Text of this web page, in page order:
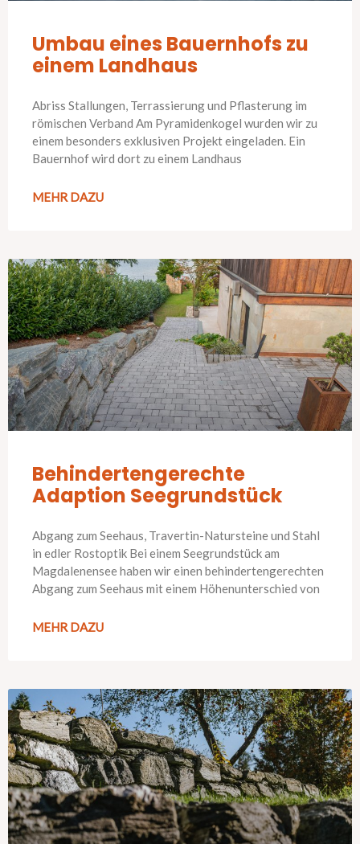
Umbau eines Bauernhofs zu
einem Landhaus
Abriss Stallungen, Terrassierung und Pflasterung im
römischen Verband Am Pyramidenkogel wurden wir zu
einem besonders exklusiven Projekt eingeladen. Ein
Bauernhof wird dort zu einem Landhaus
MEHR DAZU
Behindertengerechte
Adaption Seegrundstück
Abgang zum Seehaus, Travertin-Natursteine und Stahl
in edler Rostoptik Bei einem Seegrundstück am
Magdalenensee haben wir einen behindertengerechten
Abgang zum Seehaus mit einem Höhenunterschied von
MEHR DAZU